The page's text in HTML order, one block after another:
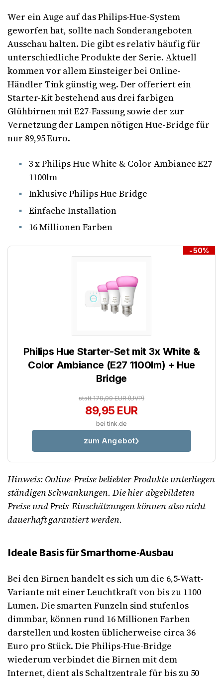
Wer ein Auge auf das Philips-Hue-System
geworfen hat, sollte nach Sonderangeboten
Ausschau halten. Die gibt es relativ häufig für
unterschiedliche Produkte der Serie. Aktuell
kommen vor allem Einsteiger bei Online-
Händler Tink günstig weg. Der offeriert ein
Starter-Kit bestehend aus drei farbigen
Glühbirnen mit E27-Fassung sowie der zur
Vernetzung der Lampen nötigen Hue-Bridge für
nur 89,95 Euro.
3 x Philips Hue White & Color Ambiance E27
1100lm
Inklusive Philips Hue Bridge
Einfache Installation
16 Millionen Farben
-50%
Philips Hue Starter-Set mit 3x White &
Color Ambiance (E27 1100lm) + Hue
Bridge
statt 179,99 EUR(UVP)
89,95 EUR
bei tink.de
zum Angebot
Hinweis: Online-Preise beliebter Produkte unterliegen
ständigen Schwankungen. Die hier abgebildeten
Preise und Preis-Einschätzungen können also nicht
dauerhaft garantiert werden.
Ideale Basis für Smarthome-Ausbau
Bei den Birnen handelt es sich um die 6,5-Watt-
Variante mit einer Leuchtkraft von bis zu 1100
Lumen. Die smarten Funzeln sind stufenlos
dimmbar, können rund 16 Millionen Farben
darstellen und kosten üblicherweise circa 36
Euro pro Stück. Die Philips-Hue-Bridge
wiederum verbindet die Birnen mit dem
Internet, dient als Schaltzentrale für bis zu 50